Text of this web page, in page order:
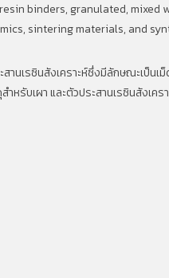
binders, granulated, mixed
sintering materials, and
านเรซินสังเคราะห์ซึ่งมีลักษณะเป็นเ
ำหรับเผา และตัวประสานเรซินสังเค